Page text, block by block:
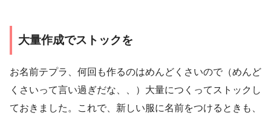
大量作成でストックを
お名前テプラ、何回も作るのはめんどくさいので（めんど
くさいって言い過ぎだな、、）大量につくってストックし
ておきました。これで、新しい服に名前をつけるときも、